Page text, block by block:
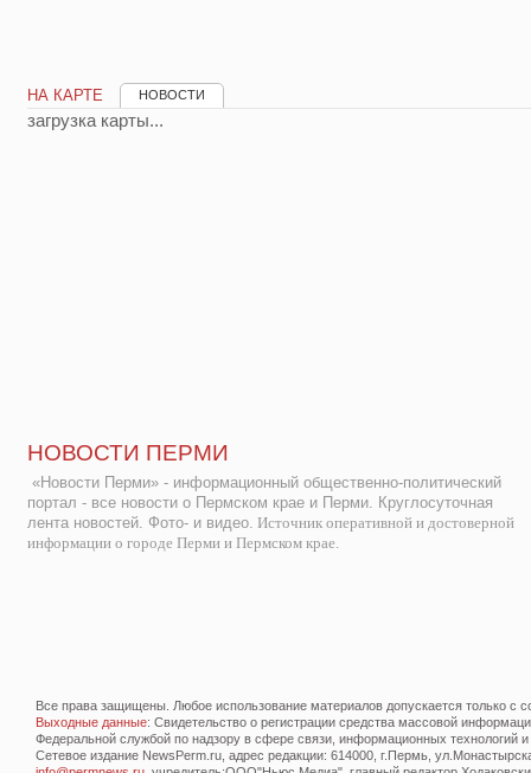
НА КАРТЕ НОВОСТИ
загрузка карты...
НОВОСТИ ПЕРМИ
«Новости Перми» - информационный общественно-политический
портал - все новости о Пермском крае и Перми. Круглосуточная
лента новостей. Фото- и видео. Источник оперативной и достоверной
информации о городе Перми и Пермском крае.
Все права защищены. Любое использование материалов допускается только с
Выходные данные: Свидетельство о регистрации средства массовой
Федеральной службой по надзору в сфере связи, информационных технологий
Сетевое издание NewsPerm.ru, адрес редакции: 614000, г.Пермь,